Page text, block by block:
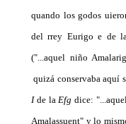
quando los godos
del rrey Eurigo e de
("...aquel niño
quizá conservaba aquí
I de la Efgdice:
Amalassuent" y lo